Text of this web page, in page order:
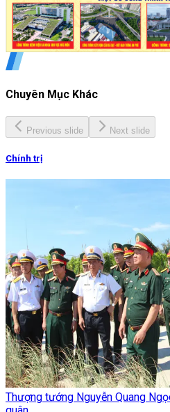
Chuyên Mục Khác
Previous slide Next slide
Chính trị
Thượng tướng Nguyễn Quang